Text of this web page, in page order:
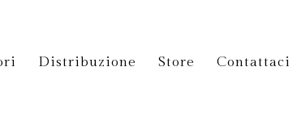
Distribuzione Store Contattaci